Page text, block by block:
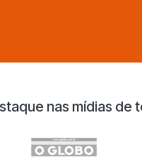
nas mídias de